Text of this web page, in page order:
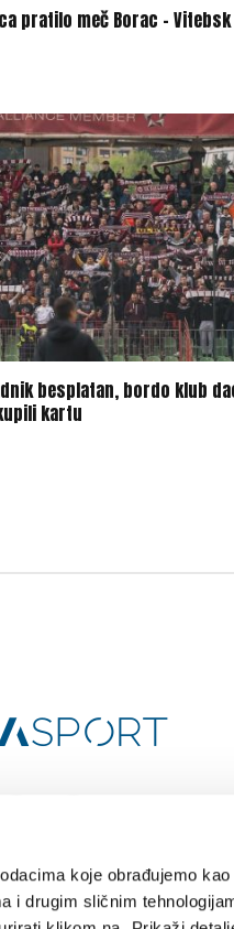
koje obrađujemo
i drugim sličnim
pratilo meč Borac –
besplatan, bordo klub
kartu
POLITIKA PRIVATNOSTI